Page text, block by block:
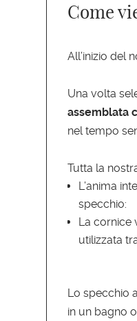
Come
All’inizio del
Una volta
assemblata
nel tempo
Tutta la
L’anima
specchio:
La cornice
utilizzata
Lo specchio
in un bagno